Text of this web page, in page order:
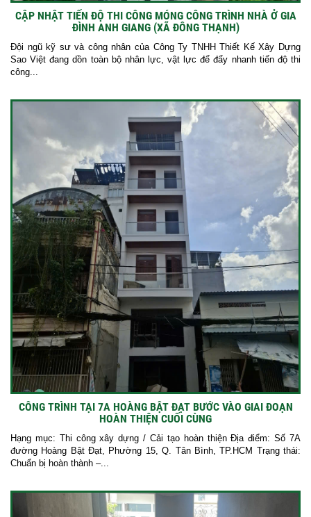
CẬP NHẬT TIẾN ĐỘ THI CÔNG MÓNG CÔNG TRÌNH NHÀ Ở GIA
ĐÌNH ANH GIANG (XÃ ĐÔNG THẠNH)
Đội ngũ kỹ sư và công nhân của Công Ty TNHH Thiết Kế Xây Dựng
Sao Việt đang dồn toàn bộ nhân lực, vật lực để đẩy nhanh tiến độ thi
công...
CÔNG TRÌNH TẠI 7A HOÀNG BẬT ĐẠT BƯỚC VÀO GIAI ĐOẠN
HOÀN THIỆN CUỐI CÙNG
Hạng mục: Thi công xây dựng / Cải tạo hoàn thiện Địa điểm: Số 7A
đường Hoàng Bật Đạt, Phường 15, Q. Tân Bình, TP.HCM Trạng thái:
Chuẩn bị hoàn thành –...